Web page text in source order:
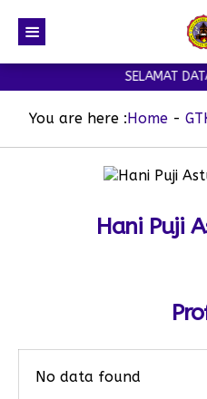
SELAMAT
You are here :Home -
Hani Puji
No data found